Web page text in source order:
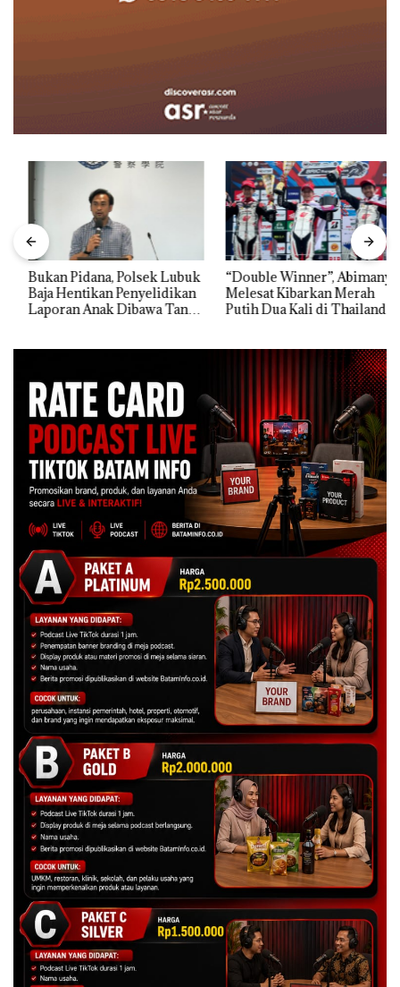
Bukan Pidana, Polsek Lubuk
Baja Hentikan Penyelidikan
Laporan Anak Dibawa Tanpa
“Double Winner”, Abimanyu
Melesat Kibarkan Merah
Putih Dua Kali di Thailand